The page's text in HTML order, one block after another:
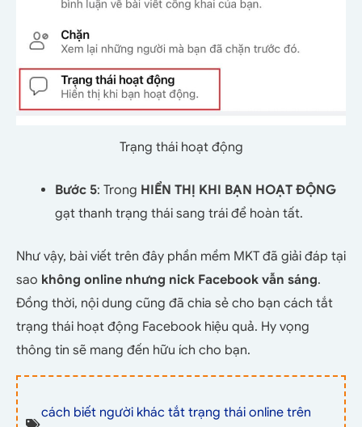
Trạng thái hoạt động
Bước 5: Trong HIỂN THỊ KHI BẠN HOẠT ĐỘNG
gạt thanh trạng thái sang trái để hoàn tất.
Như vậy, bài viết trên đây phần mềm MKT đã giải đáp tại
sao không online nhưng nick Facebook vẫn sáng.
Đồng thời, nội dung cũng đã chia sẻ cho bạn cách tắt
trạng thái hoạt động Facebook hiệu quả. Hy vọng
thông tin sẽ mang đến hữu ích cho bạn.
cách biết người khác tắt trạng thái online trên